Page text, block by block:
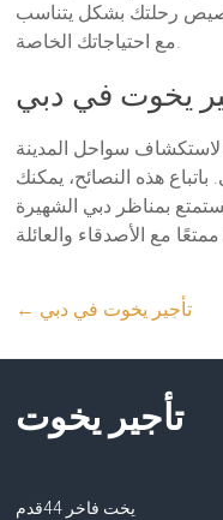
رحلتك بشكل يتناسب
مع احتياجاتك الخاصة.
يخوت في دبي
سواحل المدينة
باتباع هذه النصائح، يمكنك
بمناظر دبي الشهيرة
← تأجير يخوت في دبي
تأجير يخوت
يخت فاخر 44قدم